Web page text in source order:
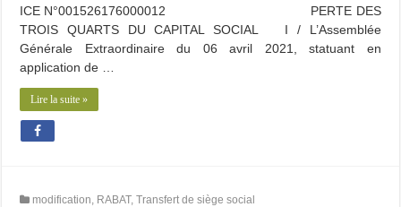
ICE N°001526176000012 PERTE DES
TROIS QUARTS DU CAPITAL SOCIAL I / L’Assemblée
Générale Extraordinaire du 06 avril 2021, statuant en
application de …
Lire la suite »
modification, RABAT,Transfert de siège social